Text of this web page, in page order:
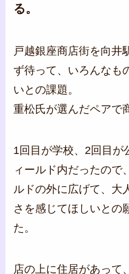
る。
戸越銀座商店街を向井
ず待って、いろんなも
いとの課題。
重松氏が選んだペアで
1回目が学校、2回目が
ィールド内だったので
ルドの外に広げて、大
さを感じてほしいとの
た。
店の上に住居があって